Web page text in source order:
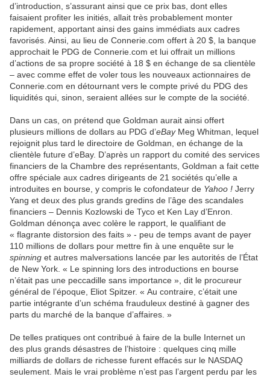
d’introduction, s’assurant ainsi que ce prix bas, dont elles
faisaient profiter les initiés, allait très probablement monter
rapidement, apportant ainsi des gains immédiats aux cadres
favorisés. Ainsi, au lieu de Connerie.com offert à 20 $, la banque
approchait le PDG de Connerie.com et lui offrait un millions
d’actions de sa propre société à 18 $ en échange de sa clientèle
– avec comme effet de voler tous les nouveaux actionnaires de
Connerie.com en détournant vers le compte privé du PDG des
liquidités qui, sinon, seraient allées sur le compte de la société.
Dans un cas, on prétend que Goldman aurait ainsi offert
plusieurs millions de dollars au PDG d’eBayMeg Whitman, lequel
rejoignit plus tard le directoire de Goldman, en échange de la
clientèle future d’eBay. D’après un rapport du comité des services
financiers de la Chambre des représentants, Goldman a fait cette
offre spéciale aux cadres dirigeants de 21 sociétés qu’elle a
introduites en bourse, y compris le cofondateur de Yahoo ! Jerry
Yang et deux des plus grands gredins de l’âge des scandales
financiers – Dennis Kozlowski de Tyco et Ken Lay d’Enron.
Goldman dénonça avec colère le rapport, le qualifiant de
« flagrante distorsion des faits » - peu de temps avant de payer
110 millions de dollars pour mettre fin à une enquête sur le
spinning et autres malversations lancée par les autorités de l’État
de New York. « Le spinning lors des introductions en bourse
n’était pas une peccadille sans importance », dit le procureur
général de l’époque, Eliot Spitzer. « Au contraire, c’était une
partie intégrante d’un schéma frauduleux destiné à gagner des
parts du marché de la banque d’affaires. »
De telles pratiques ont contribué à faire de la bulle Internet un
des plus grands désastres de l’histoire : quelques cinq mille
milliards de dollars de richesse furent effacés sur le NASDAQ
seulement. Mais le vrai problème n’est pas l’argent perdu par les